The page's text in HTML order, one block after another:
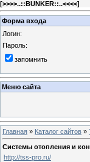
[>>>>..::BUNKER::..<<<<]
Форма входа
Логин:
Пароль:
запомнить
Меню сайта
Главная » Каталог сайтов »
Системы отопления и
http://tss-pro.ru/